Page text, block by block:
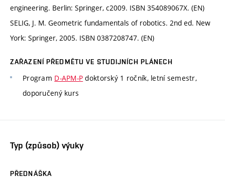
engineering. Berlin: Springer, c2009. ISBN 354089067X. (EN)
SELIG, J. M. Geometric fundamentals of robotics. 2nd ed. New
York: Springer, 2005. ISBN 0387208747. (EN)
ZAŘAZENÍ PŘEDMĚTU VE STUDIJNÍCH PLÁNECH
Program D-APM-P doktorský 1 ročník, letní semestr,
doporučený kurs
Typ (způsob) výuky
PŘEDNÁŠKA